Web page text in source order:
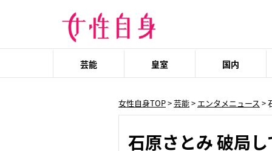
芸能 皇室 国内
女性自身TOP>芸能> エンタメニュース >
石原さとみ 破局